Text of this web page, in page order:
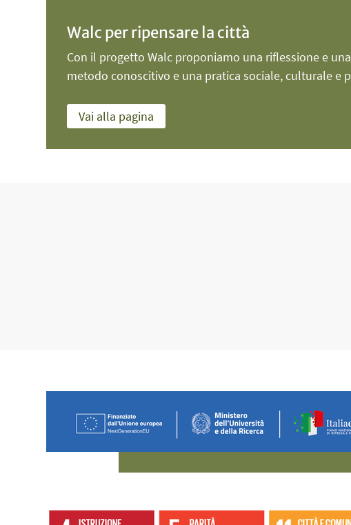
Walc per ripensare la città
Con il progetto Walc proponiamo una riflessione e
metodo conoscitivo e una pratica sociale, culturale e
Vai alla pagina